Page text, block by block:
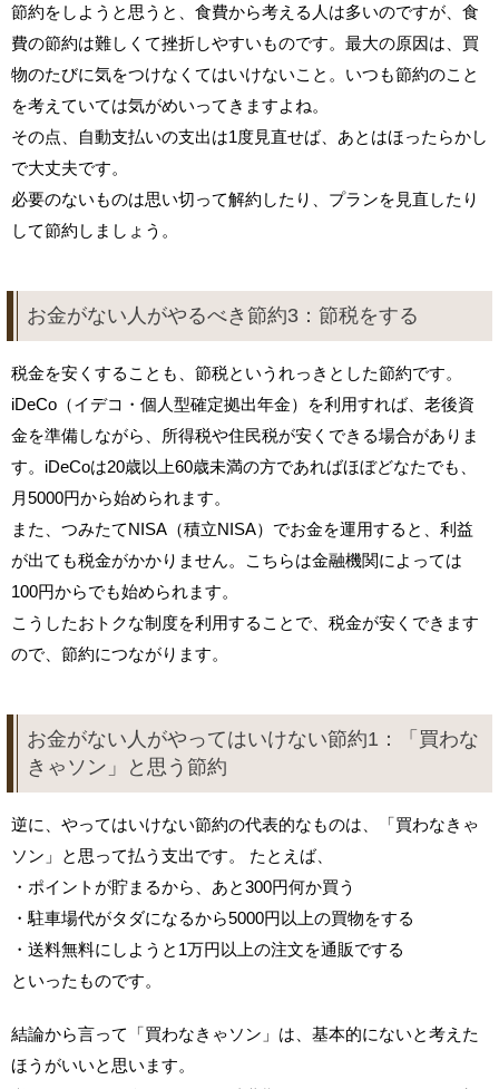
節約をしようと思うと、食費から考える人は多いのですが、食
費の節約は難しくて挫折しやすいものです。最大の原因は、買
物のたびに気をつけなくてはいけないこと。いつも節約のこと
を考えていては気がめいってきますよね。
その点、自動支払いの支出は1度見直せば、あとはほったらかし
で大丈夫です。
必要のないものは思い切って解約したり、プランを見直したり
して節約しましょう。
お金がない人がやるべき節約3：節税をする
税金を安くすることも、節税というれっきとした節約です。
iDeCo（イデコ・個人型確定拠出年金）を利用すれば、老後資
金を準備しながら、所得税や住民税が安くできる場合がありま
す。iDeCoは20歳以上60歳未満の方であればほぼどなたでも、
月5000円から始められます。
また、つみたてNISA（積立NISA）でお金を運用すると、利益
が出ても税金がかかりません。こちらは金融機関によっては
100円からでも始められます。
こうしたおトクな制度を利用することで、税金が安くできます
ので、節約につながります。
お金がない人がやってはいけない節約1：「買わな
きゃソン」と思う節約
逆に、やってはいけない節約の代表的なものは、「買わなきゃ
ソン」と思って払う支出です。 たとえば、
・ポイントが貯まるから、あと300円何か買う
・駐車場代がタダになるから5000円以上の買物をする
・送料無料にしようと1万円以上の注文を通販でする
といったものです。
結論から言って「買わなきゃソン」は、基本的にないと考えた
ほうがいいと思います。